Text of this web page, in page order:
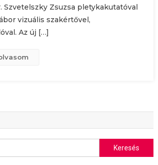
Szvetelszky Zsuzsa pletykakutatóval
vizuális szakértővel,
Az új […]
Keresés: